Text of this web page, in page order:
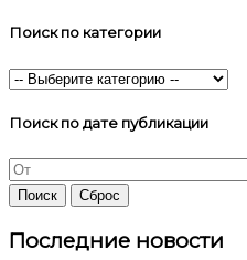
Поиск по категории
Поиск по дате публикации
Последние новости